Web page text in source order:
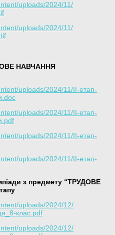
uploads/2024/11/
uploads/2024/11/
НАВЧАННЯ
uploads/2024/11/ІІ-етап-
uploads/2024/11/ІІ-етап-
uploads/2024/11/ІІ-етап-
uploads/2024/11/ІІ-етап-
з предмету “ТРУДОВЕ
uploads/2024/12/
клас.pdf
uploads/2024/12/